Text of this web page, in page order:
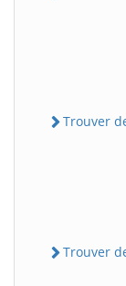
Trouver
Trouver